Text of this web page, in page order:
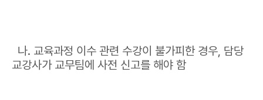
나. 교육과정 이수 관련 수강이 불가피한 경우, 담당
교강사가 교무팀에 사전 신고를 해야 함